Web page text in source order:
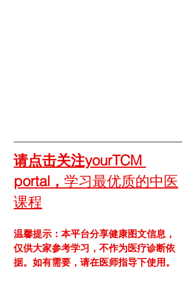
请点击关注yourTCM
portal， 学习最优质的中医
课程
温馨提示：本平台分享健康图文信息，
仅供大家参考学习，不作为医疗诊断依
据。如有需要，请在医师指导下使用。